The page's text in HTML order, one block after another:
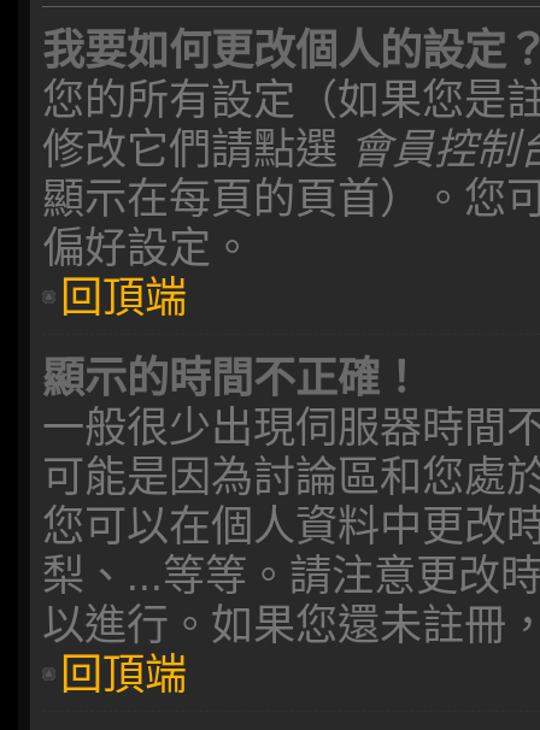
我要如何更改個人的設定
您的所有設定（如果您是
修改它們請點選 會員控制
顯示在每頁的頁首）。您
偏好設定。
回頂端
顯示的時間不正確！
一般很少出現伺服器時間
可能是因為討論區和您處
您可以在個人資料中更改
梨、...等等。請注意更改
以進行。如果您還未註冊
回頂端